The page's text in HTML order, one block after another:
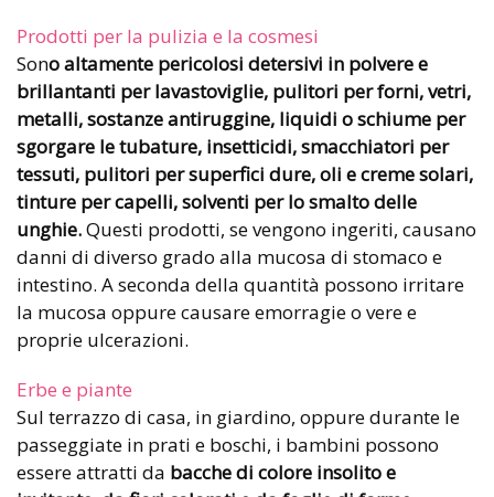
Prodotti per la pulizia e la cosmesi
Sono altamente pericolosi detersivi in polvere e
brillantanti per lavastoviglie, pulitori per forni, vetri,
metalli, sostanze antiruggine, liquidi o schiume per
sgorgare le tubature, insetticidi, smacchiatori per
tessuti, pulitori per superfici dure, oli e creme solari,
tinture per capelli, solventi per lo smalto delle
unghie.Questi prodotti, se vengono ingeriti, causano
danni di diverso grado alla mucosa di stomaco e
intestino. A seconda della quantità possono irritare
la mucosa oppure causare emorragie o vere e
proprie ulcerazioni.
Erbe e piante
Sul terrazzo di casa, in giardino, oppure durante le
passeggiate in prati e boschi, i bambini possono
essere attratti da bacche di colore insolito e